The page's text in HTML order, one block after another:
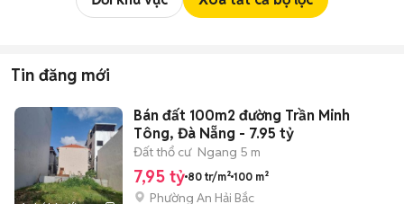
Tin đăng mới
Bán đất 100m2 đường Trần Minh
Tông, Đà Nẵng - 7.95 tỷ
Đất thổ cư Ngang 5 m
7,95 tỷ 80 tr/m² 100 m²
Phường An Hải Bắc